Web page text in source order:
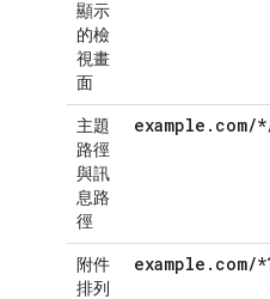
顯示
的檢
視畫
面
主題
路徑
與訊
息路
徑
附件
排列
example.com/